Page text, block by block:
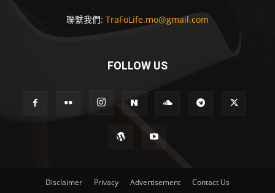
聯繫我們: TraFoLife.mo@gmail.com
FOLLOW US
Disclaimer Privacy Advertisement Contact Us